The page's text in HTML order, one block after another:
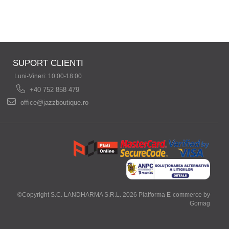
SUPORT CLIENTI
Luni-Vineri: 10:00-18:00
+40 752 858 479
office@jazzboutique.ro
©Copyright S.C. LANDHARMA S.R.L. 2026 Platforma E-commerce by
Gomag